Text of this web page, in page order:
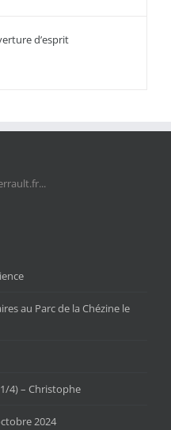
d’esprit
au Parc de la Chézine le
4) – Christophe
2024